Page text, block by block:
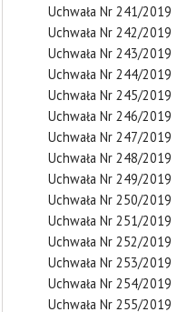
Uchwała Nr 241/2019
Uchwała Nr 242/2019
Uchwała Nr 243/2019
Uchwała Nr 244/2019
Uchwała Nr 245/2019
Uchwała Nr 246/2019
Uchwała Nr 247/2019
Uchwała Nr 248/2019
Uchwała Nr 249/2019
Uchwała Nr 250/2019
Uchwała Nr 251/2019
Uchwała Nr 252/2019
Uchwała Nr 253/2019
Uchwała Nr 254/2019
Uchwała Nr 255/2019